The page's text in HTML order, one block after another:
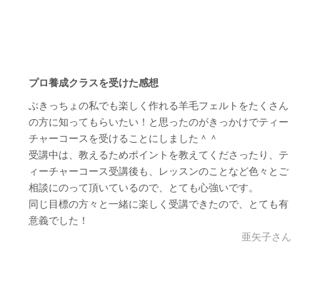
プロ養成クラスを受けた感想
ぶきっちょの私でも楽しく作れる羊毛フェルトをたくさん
の方に知ってもらいたい！と思ったのがきっかけでティー
チャーコースを受けることにしました＾＾
受講中は、教えるためポイントを教えてくださったり、テ
ィーチャーコース受講後も、レッスンのことなど色々とご
相談にのって頂いているので、とても心強いです。
同じ目標の方々と一緒に楽しく受講できたので、とても有
意義でした！
亜矢子さん